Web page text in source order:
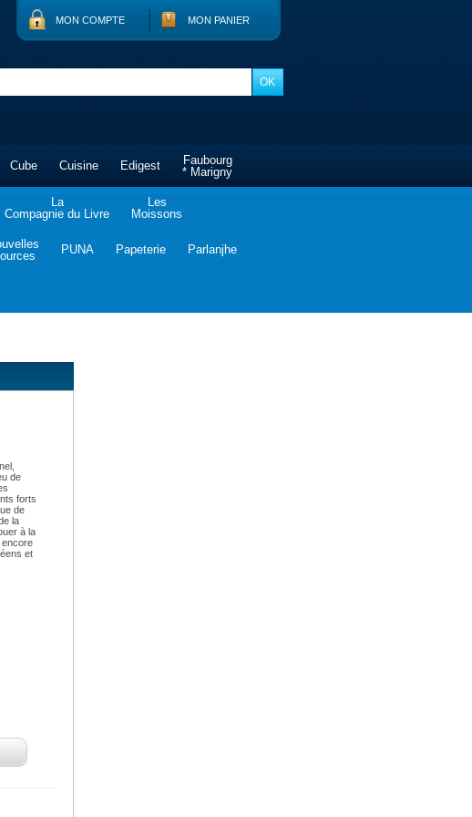
MON COMPTE MON PANIER
Cube Cuisine Edigest
Faubourg
* Marigny
La
Compagnie du Livre
Les
Moissons
PUNA Papeterie Parlanjhe
de
forts
de
la
à la
encore
et